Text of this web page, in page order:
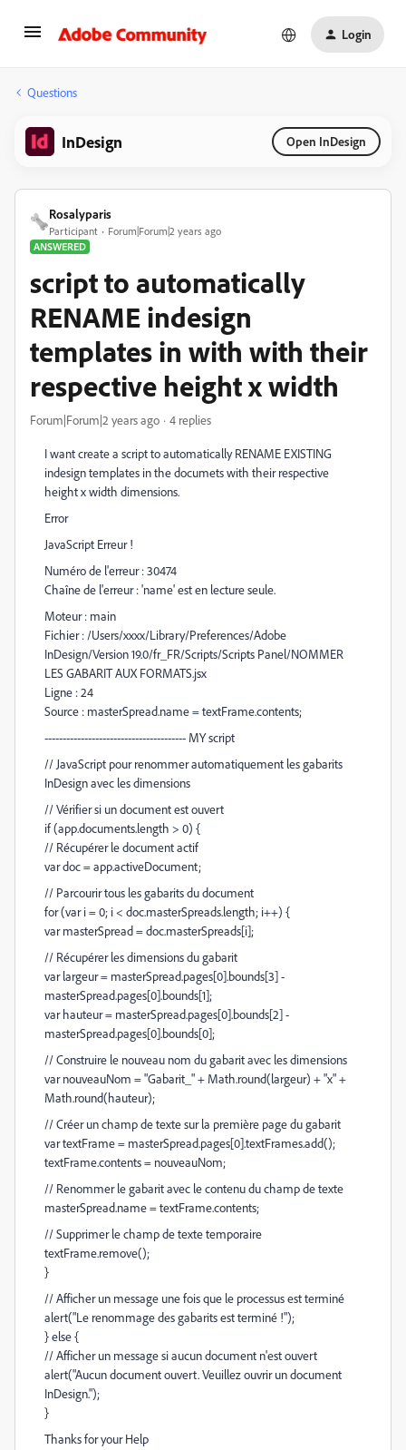
Login
Questions
InDesign Open InDesign
Rosalyparis
Participant
Forum|Forum|2 years ago
ANSWERED
script to automatically
RENAME indesign
templates in with with their
respective height x width
Forum|Forum|2 years ago 4 replies
I want create a script to automatically RENAME EXISTING
indesign templates in the documets with their respective
height x width dimensions.
Error
JavaScript Erreur !
Numéro de l'erreur : 30474
Chaîne de l'erreur : 'name' est en lecture seule.
Moteur : main
Fichier : /Users/xxxx/Library/Preferences/Adobe
InDesign/Version 19.0/fr_FR/Scripts/Scripts Panel/NOMMER
LES GABARIT AUX FORMATS.jsx
Ligne : 24
Source : masterSpread.name = textFrame.contents;
--------------------------------------- MY script
// JavaScript pour renommer automatiquement les gabarits
InDesign avec les dimensions
// Vérifier si un document est ouvert
if (app.documents.length > 0) {
// Récupérer le document actif
var doc = app.activeDocument;
// Parcourir tous les gabarits du document
for (var i = 0; i < doc.masterSpreads.length; i++) {
var masterSpread = doc.masterSpreads[i];
// Récupérer les dimensions du gabarit
var largeur = masterSpread.pages[0].bounds[3] -
masterSpread.pages[0].bounds[1];
var hauteur = masterSpread.pages[0].bounds[2] -
masterSpread.pages[0].bounds[0];
// Construire le nouveau nom du gabarit avec les dimensions
var nouveauNom = "Gabarit_" + Math.round(largeur) + "x" +
Math.round(hauteur);
// Créer un champ de texte sur la première page du gabarit
var textFrame = masterSpread.pages[0].textFrames.add();
textFrame.contents = nouveauNom;
// Renommer le gabarit avec le contenu du champ de texte
masterSpread.name = textFrame.contents;
// Supprimer le champ de texte temporaire
textFrame.remove();
}
// Afficher un message une fois que le processus est terminé
alert("Le renommage des gabarits est terminé !");
} else {
// Afficher un message si aucun document n'est ouvert
alert("Aucun document ouvert. Veuillez ouvrir un document
InDesign.");
}
Thanks for your Help